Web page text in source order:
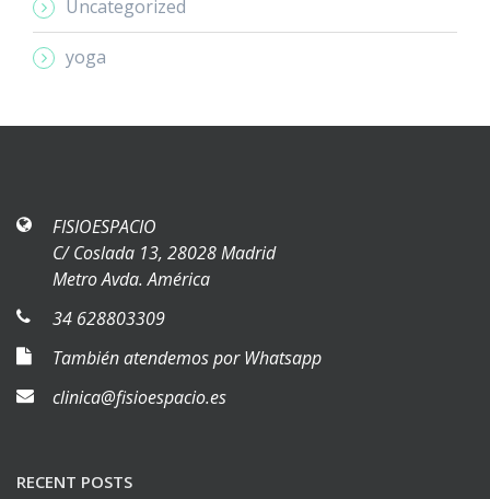
Uncategorized
yoga
FISIOESPACIO
C/ Coslada 13, 28028 Madrid
Metro Avda. América
34 628803309
También atendemos por Whatsapp
clinica@fisioespacio.es
RECENT POSTS